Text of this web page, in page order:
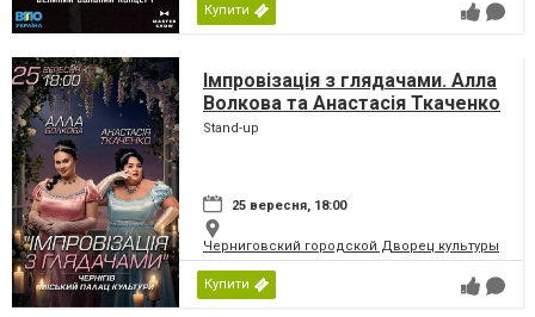
Купити
Імпровізація з глядачами. Алла
Волкова та Анастасія Ткаченко
Stand-up
25 вересня, 18:00
Черниговский городской Дворец культуры
Купити